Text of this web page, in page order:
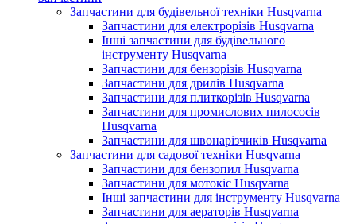
Запчастини для будівельної техніки Husqvarna
Запчастини для електрорізів Husqvarna
Інші запчастини для будівельного
інструменту Husqvarna
Запчастини для бензорізів Husqvarna
Запчастини для дрилів Husqvarna
Запчастини для плиткорізів Husqvarna
Запчастини для промислових пилососів
Husqvarna
Запчастини для швонарізчиків Husqvarna
Запчастини для садової техніки Husqvarna
Запчастини для бензопил Husqvarna
Запчастини для мотокіс Husqvarna
Інші запчастини для інструменту Husqvarna
Запчастини для аераторів Husqvarna